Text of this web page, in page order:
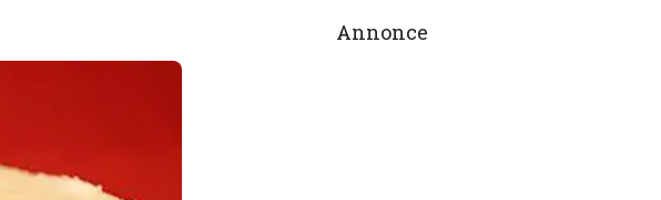
Annonce